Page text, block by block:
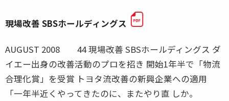
現場改善 SBSホールディングス
AUGUST 2008 44 現場改善 SBSホールディングス ダ
イエー出身の改善活動のプロを招き 開始1年半で「物流
合理化賞」を受賞 トヨタ流改善の新興企業への適用
「一年半近くやってきたのに、またやり直 しか。